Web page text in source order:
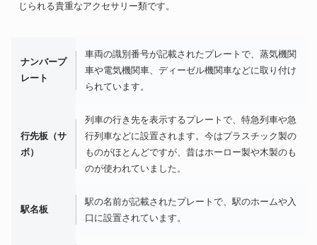
じられる貴重なアクセサリー類です。
ナンバープ
レート
車両の識別番号が記載されたプレートで、蒸気機関
車や電気機関車、ディーゼル機関車などに取り付け
られています。
行先板（サ
ボ）
列車の行き先を表示するプレートで、特急列車や急
行列車などに設置されます。今はプラスチック製の
ものがほとんどですが、昔はホーロー製や木製のも
のが使われていました。
駅名板
駅の名前が記載されたプレートで、駅のホームや入
口に設置されています。